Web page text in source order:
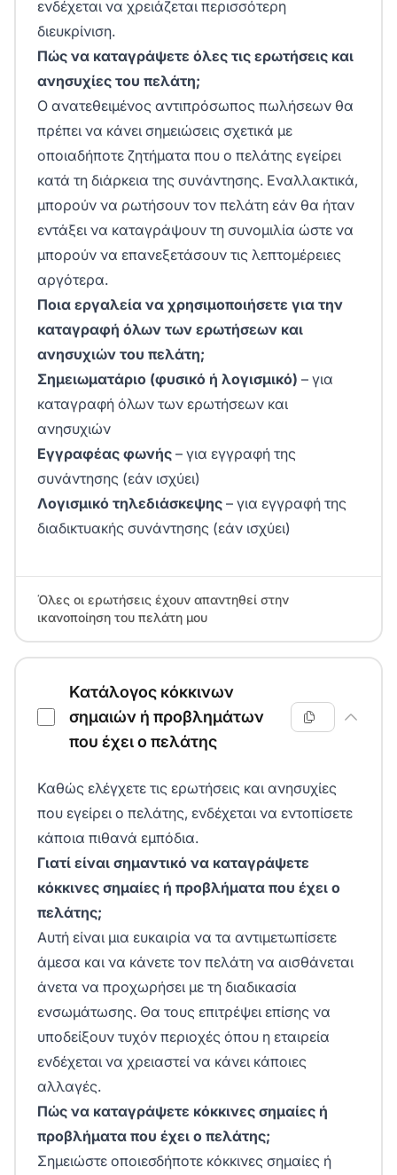
ενδέχεται να χρειάζεται περισσότερη
διευκρίνιση.
Πώς να καταγράψετε όλες τις ερωτήσεις και
ανησυχίες του πελάτη;
Ο ανατεθειμένος αντιπρόσωπος πωλήσεων θα
πρέπει να κάνει σημειώσεις σχετικά με
οποιαδήποτε ζητήματα που ο πελάτης εγείρει
κατά τη διάρκεια της συνάντησης. Εναλλακτικά,
μπορούν να ρωτήσουν τον πελάτη εάν θα ήταν
εντάξει να καταγράψουν τη συνομιλία ώστε να
μπορούν να επανεξετάσουν τις λεπτομέρειες
αργότερα.
Ποια εργαλεία να χρησιμοποιήσετε για την
καταγραφή όλων των ερωτήσεων και
ανησυχιών του πελάτη;
Σημειωματάριο (φυσικό ή λογισμικό) – για
καταγραφή όλων των ερωτήσεων και
ανησυχιών
Εγγραφέας φωνής – για εγγραφή της
συνάντησης (εάν ισχύει)
Λογισμικό τηλεδιάσκεψης – για εγγραφή της
διαδικτυακής συνάντησης (εάν ισχύει)
Όλες οι ερωτήσεις έχουν απαντηθεί στην
ικανοποίηση του πελάτη μου
Κατάλογος κόκκινων
σημαιών ή προβλημάτων
που έχει ο πελάτης
Καθώς ελέγχετε τις ερωτήσεις και ανησυχίες
που εγείρει ο πελάτης, ενδέχεται να εντοπίσετε
κάποια πιθανά εμπόδια.
Γιατί είναι σημαντικό να καταγράψετε
κόκκινες σημαίες ή προβλήματα που έχει ο
πελάτης;
Αυτή είναι μια ευκαιρία να τα αντιμετωπίσετε
άμεσα και να κάνετε τον πελάτη να αισθάνεται
άνετα να προχωρήσει με τη διαδικασία
ενσωμάτωσης. Θα τους επιτρέψει επίσης να
υποδείξουν τυχόν περιοχές όπου η εταιρεία
ενδέχεται να χρειαστεί να κάνει κάποιες
αλλαγές.
Πώς να καταγράψετε κόκκινες σημαίες ή
προβλήματα που έχει ο πελάτης;
Σημειώστε οποιεσδήποτε κόκκινες σημαίες ή